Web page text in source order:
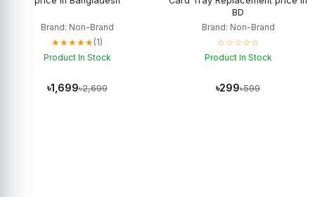
Brand: Non-Brand
★★★★★(1)
Product In Stock
৳1,699৳2,699
BD
Brand: Non-Brand
☆☆☆☆☆
Product In Stock
৳299৳599